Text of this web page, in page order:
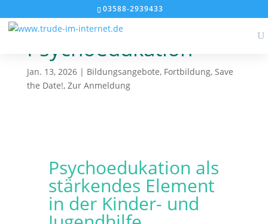
03588-2939433
Intensiv-Workshop
Psychoedukation
Jan. 13, 2026| Bildungsangebote, Fortbildung, Save
the Date!, Zur Anmeldung
Psychoedukation als
stärkendes Element
in der Kinder- und